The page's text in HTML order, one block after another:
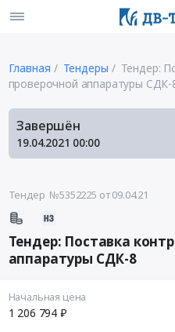
Главная Тендеры
Тендер:
проверочной аппаратуры СДК-
Завершён
19.04.2021 00:00
Тендер №5352225 от 09.04.21
Тендер: Поставка
аппаратуры СДК-8
Начальная цена
1 206 794 ₽